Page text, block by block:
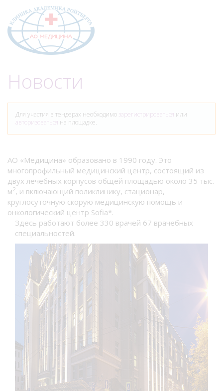
Новости
Для участия в тендерах необходимо зарегистрироваться или
авторизоваться на площадке.
АО «Медицина» образовано в 1990 году. Это
многопрофильный медицинский центр, состоящий из
двух лечебных корпусов общей площадью около 35 тыс.
м 2, и включающий поликлинику, стационар,
круглосуточную скорую медицинскую помощь и
онкологический центр Sofia*.
Здесь работают более 330 врачей 67 врачебных
специальностей.